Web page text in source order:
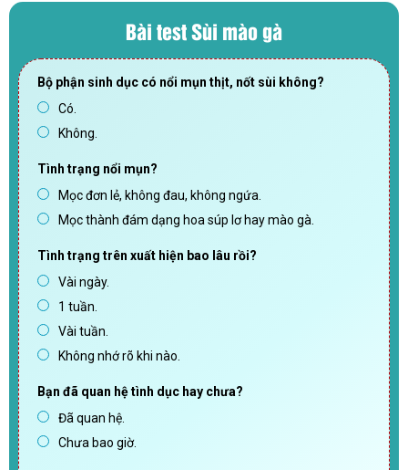
Bài test Sùi mào gà
Bộ phận sinh dục có nổi mụn thịt, nốt sùi không?
Có.
Không.
Tình trạng nổi mụn?
Mọc đơn lẻ, không đau, không ngứa.
Mọc thành đám dạng hoa súp lơ hay mào gà.
Tình trạng trên xuất hiện bao lâu rồi?
Vài ngày.
1 tuần.
Vài tuần.
Không nhớ rõ khi nào.
Bạn đã quan hệ tình dục hay chưa?
Đã quan hệ.
Chưa bao giờ.